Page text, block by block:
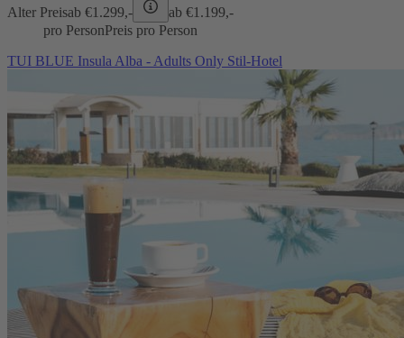
Alter Preisab €1.299,- ab €1.199,-
pro PersonPreis pro Person
TUI BLUE Insula Alba - Adults Only Stil-Hotel